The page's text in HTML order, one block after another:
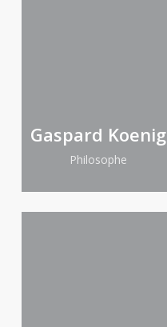
Gaspard Koenig
Philosophe